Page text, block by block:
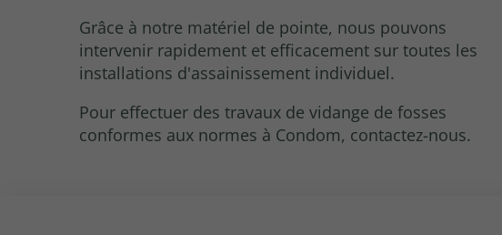
Grâce à notre matériel de pointe, nous pouvons
intervenir rapidement et efficacement sur toutes les
installations d'assainissement individuel.
Pour effectuer des travaux de vidange de fosses
conformes aux normes à Condom, contactez-nous.